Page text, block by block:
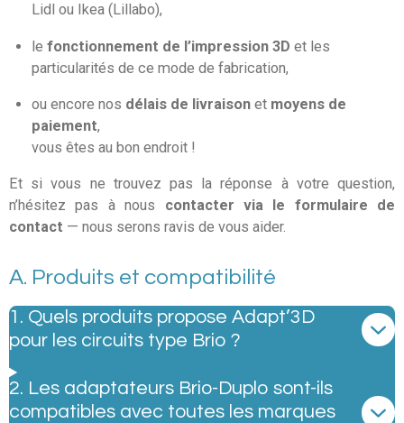
Lidl ou Ikea (Lillabo),
le fonctionnement de l’impression 3D et les
particularités de ce mode de fabrication,
ou encore nos délais de livraisonet moyens de
paiement,
vous êtes au bon endroit !
Et si vous ne trouvez pas la réponse à votre question,
n’hésitez pas à nous contacter via le formulaire de
contact — nous serons ravis de vous aider.
A. Produits et compatibilité
1. Quels produits propose Adapt’3D
pour les circuits type Brio ?
2. Les adaptateurs Brio-Duplo sont-ils
compatibles avec toutes les marques